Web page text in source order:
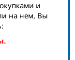
и
на нем, Вы